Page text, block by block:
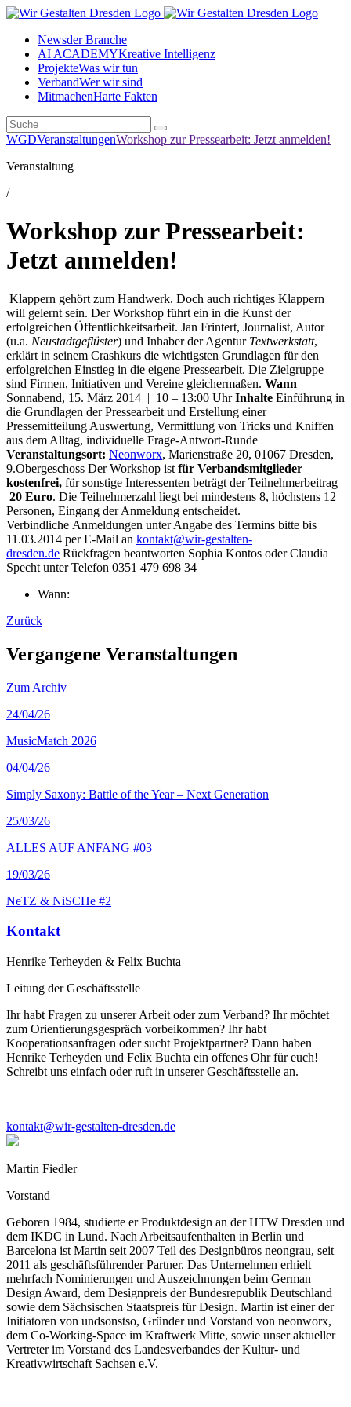
Newsder Branche
AI ACADEMYKreative Intelligenz
ProjekteWas wir tun
VerbandWer wir sind
MitmachenHarte Fakten
WGDVeranstaltungenWorkshop zur Pressearbeit: Jetzt anmelden!
Veranstaltung
/
Workshop zur Pressearbeit:
Jetzt anmelden!
Klappern gehört zum Handwerk. Doch auch richtiges Klappern
will gelernt sein. Der Workshop führt ein in die Kunst der
erfolgreichen Öffentlichkeitsarbeit. Jan Frintert, Journalist, Autor
(u.a. Neustadtgeflüster) und Inhaber der Agentur Textwerkstatt,
erklärt in seinem Crashkurs die wichtigsten Grundlagen für den
erfolgreichen Einstieg in die eigene Pressearbeit. Die Zielgruppe
sind Firmen, Initiativen und Vereine gleichermaßen. Wann
Sonnabend, 15. März 2014 | 10 – 13:00 UhrInhalte Einführung in
die Grundlagen der Pressearbeit und Erstellung einer
Pressemitteilung Auswertung, Vermittlung von Tricks und Kniffen
aus dem Alltag, individuelle Frage-Antwort-Runde
Veranstaltungsort: Neonworx, Marienstraße 20, 01067 Dresden,
9.Obergeschoss Der Workshop ist für Verbandsmitglieder
kostenfrei, für sonstige Interessenten beträgt der Teilnehmerbeitrag
20 Euro. Die Teilnehmerzahl liegt bei mindestens 8, höchstens 12
Personen, Eingang der Anmeldung entscheidet.
Verbindliche Anmeldungen unter Angabe des Termins bitte bis
11.03.2014 per E-Mail an kontakt@wir-gestalten-
dresden.de Rückfragen beantworten Sophia Kontos oder Claudia
Specht unter Telefon 0351 479 698 34
Wann:
Zurück
Vergangene Veranstaltungen
Zum Archiv
24/04/26
MusicMatch 2026
04/04/26
Simply Saxony: Battle of the Year – Next Generation
25/03/26
ALLES AUF ANFANG #03
19/03/26
NeTZ & NiSCHe #2
Kontakt
Henrike Terheyden & Felix Buchta
Leitung der Geschäftsstelle
Ihr habt Fragen zu unserer Arbeit oder zum Verband? Ihr möchtet
zum Orientierungsgespräch vorbeikommen? Ihr habt
Kooperationsanfragen oder sucht Projektpartner? Dann haben
Henrike Terheyden und Felix Buchta ein offenes Ohr für euch!
Schreibt uns einfach oder ruft in unserer Geschäftsstelle an.
kontakt@wir-gestalten-dresden.de
Martin Fiedler
Vorstand
Geboren 1984, studierte er Produktdesign an der HTW Dresden und
dem IKDC in Lund. Nach Arbeitsaufenthalten in Berlin und
Barcelona ist Martin seit 2007 Teil des Designbüros neongrau, seit
2011 als geschäftsführender Partner. Das Unternehmen erhielt
mehrfach Nominierungen und Auszeichnungen beim German
Design Award, dem Designpreis der Bundesrepublik Deutschland
sowie dem Sächsischen Staatspreis für Design. Martin ist einer der
Initiatoren von undsonstso, Gründer und Vorstand von neonworx,
dem Co-Working-Space im Kraftwerk Mitte, sowie unser aktueller
Vertreter im Vorstand des Landesverbandes der Kultur- und
Kreativwirtschaft Sachsen e.V.